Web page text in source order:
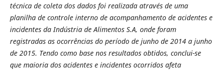
técnica de coleta dos dados foi realizada através de uma
planilha de controle interno de acompanhamento de acidentes e
incidentes da Indústria de Alimentos S.A, onde foram
registradas as ocorrências do período de junho de 2014 a junho
de 2015. Tendo como base nos resultados obtidos, conclui-se
que maioria dos acidentes e incidentes ocorridos afeta